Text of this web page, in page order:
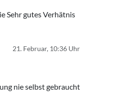
Sehr gutes Verhätnis
21. Februar, 10:36 Uhr
nie selbst gebraucht